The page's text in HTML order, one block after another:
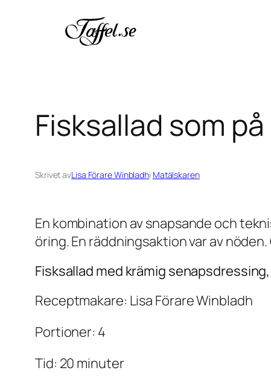
Fisksallad som
Skrivet avLisa Förare Winbladhi Matälskaren
En kombination av snapsande och
öring. En räddningsaktion var av
Fisksallad med krämig
Receptmakare: Lisa Förare Winbladh
Portioner: 4
Tid: 20 minuter